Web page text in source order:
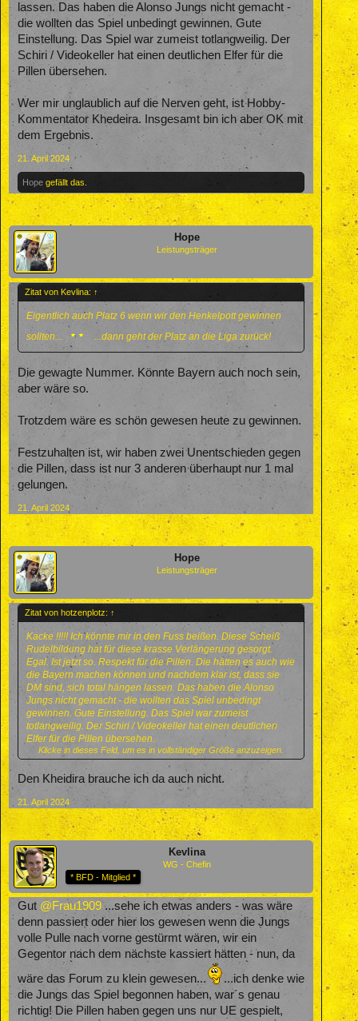
lassen. Das haben die Alonso Jungs nicht gemacht -
die wollten das Spiel unbedingt gewinnen. Gute
Einstellung. Das Spiel war zumeist totlangweilig. Der
Schiri / Videokeller hat einen deutlichen Elfer für die
Pillen übersehen.
Wer mir unglaublich auf die Nerven geht, ist Hobby-
Kommentator Khedeira. Insgesamt bin ich aber OK mit
dem Ergebnis.
21. April 2024
Hope gefällt das.
Hope
Leistungsträger
Zitat von Kevlina: ↑
Eigentlich auch Platz 6 wenn wir den Henkelpott gewinnen
sollten...
...dann geht der Platz an die Liga zurück!
Die gewagte Nummer. Könnte Bayern auch noch sein,
aber wäre so.
Trotzdem wäre es schön gewesen heute zu gewinnen.
Festzuhalten ist, wir haben zwei Unentschieden gegen
die Pillen, dass ist nur 3 anderen überhaupt nur 1 mal
gelungen.
21. April 2024
Hope
Leistungsträger
Zitat von hotzenplotz: ↑
Kacke !!!!! Ich könnte mir in den Fuss beißen. Diese Scheiß
Rudelbildung hat für diese krasse Verlängerung gesorgt.
Egal. Ist jetzt so. Respekt für die Pillen. Die hätten es auch wie
die Bayern machen können und nachdem klar ist, dass sie
DM sind, sich total hängen lassen. Das haben die Alonso
Jungs nicht gemacht - die wollten das Spiel unbedingt
gewinnen. Gute Einstellung. Das Spiel war zumeist
totlangweilig. Der Schiri / Videokeller hat einen deutlichen
Elfer für die Pillen übersehen.
Wer mir unglaublich auf die Nerven geht, ist Hobby-
Kommentator Khedeira. Insgesamt bin ich aber OK mit dem
Ergebnis.
Klicke in dieses Feld, um es in vollständiger Größe anzuzeigen.
Den Kheidira brauche ich da auch nicht.
21. April 2024
Kevlina
WG - Chefin
* BFD - Mitglied *
Gut @Frau1909...sehe ich etwas anders - was wäre
denn passiert oder hier los gewesen wenn die Jungs
volle Pulle nach vorne gestürmt wären, wir ein
Gegentor nach dem nächste kassiert hätten - nun, da
wäre das Forum zu klein gewesen...
...ich denke wie
die Jungs das Spiel begonnen haben, war´s genau
richtig! Die Pillen haben gegen uns nur UE gespielt,